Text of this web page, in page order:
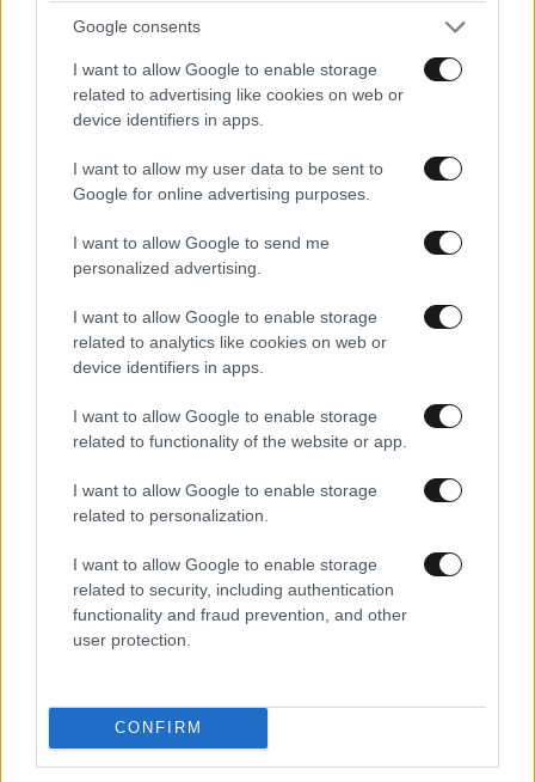
Google consents
I want to allow Google to enable storage
related to advertising like cookies on web or
device identifiers in apps.
I want to allow my user data to be sent to
Google for online advertising purposes.
I want to allow Google to send me
personalized advertising.
I want to allow Google to enable storage
related to analytics like cookies on web or
device identifiers in apps.
I want to allow Google to enable storage
related to functionality of the website or app.
I want to allow Google to enable storage
related to personalization.
I want to allow Google to enable storage
related to security, including authentication
functionality and fraud prevention, and other
user protection.
CONFIRM
Σύγκρουση στον ΟΗΕ: Εννέα κράτη λένε «όχι»
στη Ρωσία για τα Ποινικά Δικαστήρια –
Ανάμεσά τους και η Ελλάδα
LIFESTYLE06·08·2026 16:11
Θεό, είναι δημιούργημα του ανθρώπου»